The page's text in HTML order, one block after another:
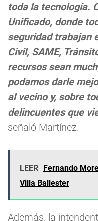
toda la tecnología.
Unificado, donde
seguridad trabajan
Civil, SAME,
recursos sean
podamos darle
al vecino y, sobre
delincuentes que
señaló Martínez.
LEER
Fernando
Villa Ballester
Además, la